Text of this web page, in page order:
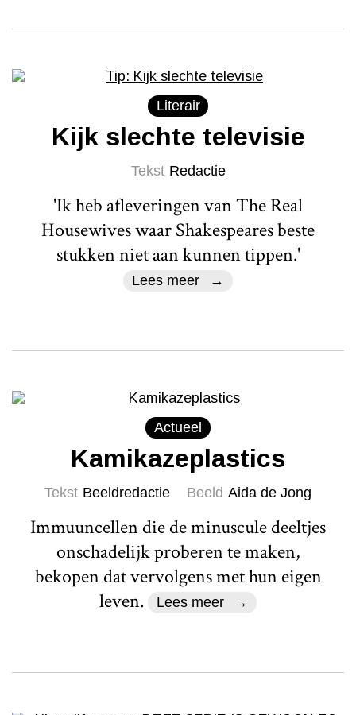
Literair
Kijk slechte televisie
Tekst Redactie
'Ik heb afleveringen van The Real
Housewives waar Shakespeares beste
stukken niet aan kunnen tippen.'
Lees meer
Actueel
Kamikazeplastics
Tekst Beeldredactie Beeld Aida de Jong
Immuuncellen die de minuscule deeltjes
onschadelijk proberen te maken,
bekopen dat vervolgens met hun eigen
leven.
Lees meer